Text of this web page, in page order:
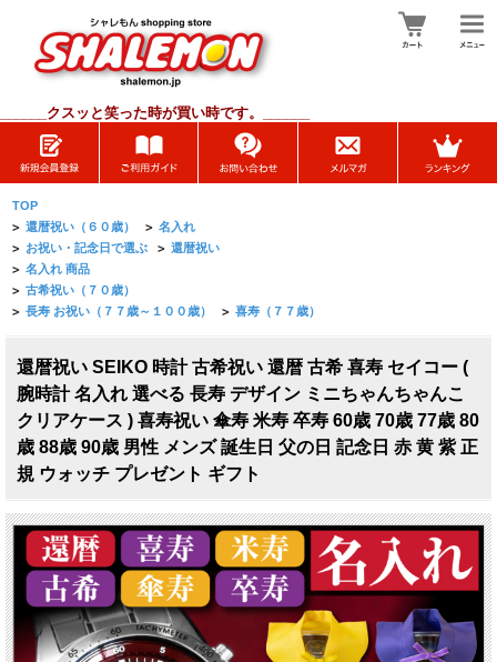
クスッと笑った時が買い時です。______
TOP
> 還暦祝い（６０歳） > 名入れ
> お祝い・記念日で選ぶ > 還暦祝い
> 名入れ 商品
> 古希祝い（７０歳）
> 長寿 お祝い（７７歳～１００歳） > 喜寿（７７歳）
還暦祝い SEIKO 時計 古希祝い 還暦 古希 喜寿 セイコー (
腕時計 名入れ 選べる 長寿 デザイン ミニちゃんちゃんこ
クリアケース ) 喜寿祝い 傘寿 米寿 卒寿 60歳 70歳 77歳 80
歳 88歳 90歳 男性 メンズ 誕生日 父の日 記念日 赤 黄 紫 正
規 ウォッチ プレゼント ギフト